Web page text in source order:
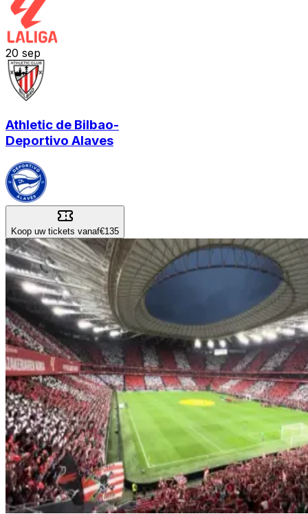
20 sep
Athletic de Bilbao-
Deportivo Alaves
Koop uw tickets vanaf€135